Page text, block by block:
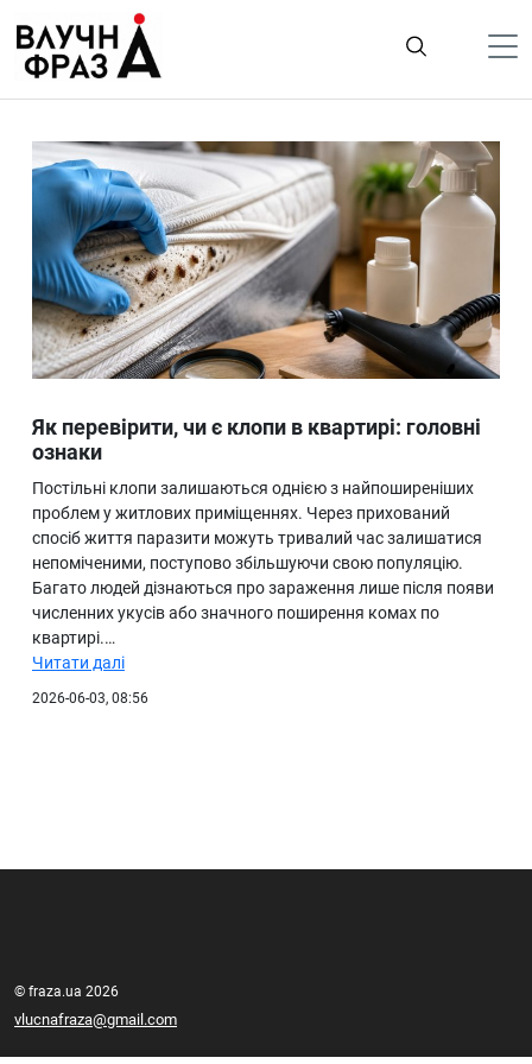
содержимому
Гроші
Життя
Лайфстайл
ТехноНаука
Людина
Ukraine
Про нас
Як перевірити, чи є клопи в квартирі: головні
ознаки
Постільні клопи залишаються однією з найпоширеніших
проблем у житлових приміщеннях. Через прихований
спосіб життя паразити можуть тривалий час залишатися
непоміченими, поступово збільшуючи свою популяцію.
Багато людей дізнаються про зараження лише після появи
численних укусів або значного поширення комах по
квартирі.…
Читати далі
2026-06-03, 08:56
© fraza.ua 2026
vlucnafraza@gmail.com